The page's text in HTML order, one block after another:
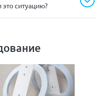
ситуацию?